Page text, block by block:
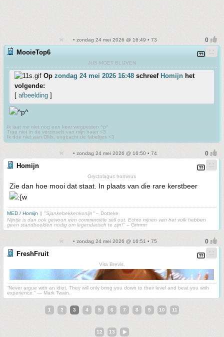
• zondag 24 mei 2026 @ 16:49 • 73
MooieTop6
JUS MOET BLIJVEN
Op zondag 24 mei 2026 16:48 schreef Homijn het
volgende:
[ afbeelding ]
Ik laat me niet nog een keer wegpesten ^p^
Trap niet in de verzinsels van mijn hater <3
Ik doe niet aan DMs, ongeacht de fabeltjes <3
• zondag 24 mei 2026 @ 16:50 • 74
Homijn
Oryctolagus hominus
Zie dan hoe mooi dat staat. In plaats van die rare kerstbeer
MED / Homijn || "Sjankebekkenkonijn" – Dotteke
Nijntje is dan ook gewoon een commerciële sell out. Echte nijnen van het volk hebben
geen standbeelden nodig om legendarisch te zijn!" – Grrrrrrrr
• zondag 24 mei 2026 @ 16:51 • 75
FreshFruit
Vita Brevis.
“Never argue with an idiot. They will only bring you down to their level and beat you with
experience.” ― Mark Twain.
1 2 3 4 5 6 7 8 9 10 11
12 13